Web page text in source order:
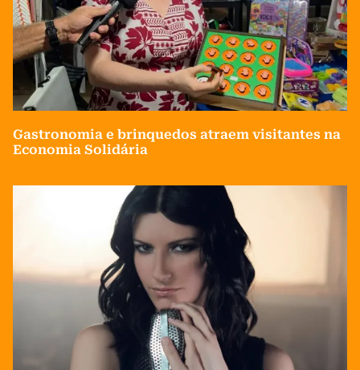
Gastronomia e brinquedos atraem visitantes na
Economia Solidária